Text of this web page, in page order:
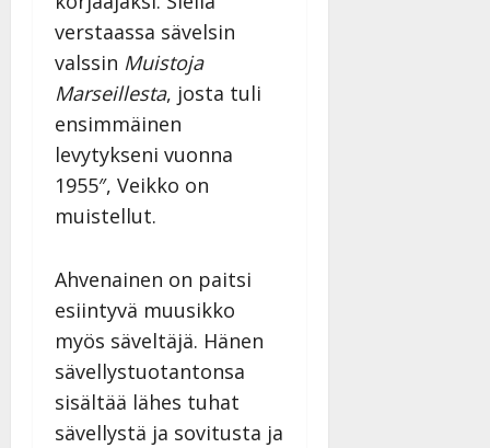
verstaassa sävelsin
valssin Muistoja
Marseillesta, josta tuli
ensimmäinen
levytykseni vuonna
1955″, Veikko on
muistellut.
Ahvenainen on paitsi
esiintyvä muusikko
myös säveltäjä. Hänen
sävellystuotantonsa
sisältää lähes tuhat
sävellystä ja sovitusta ja